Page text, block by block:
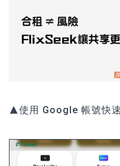
▲使用 Google 帳號快速